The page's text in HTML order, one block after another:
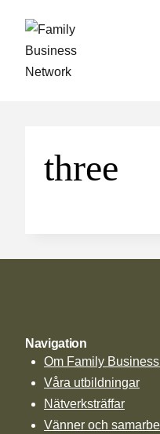
content
three
Navigation
Om Family
Våra utbildningar
Nätverksträffar
Vänner och